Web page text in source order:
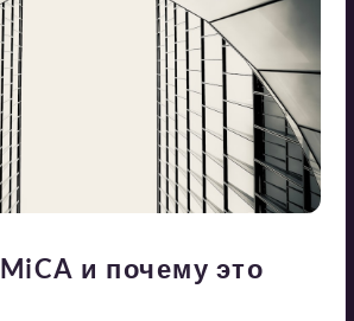
и почему это